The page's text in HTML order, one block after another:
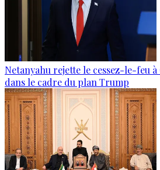
Netanyahu rejette le cessez-le-feu
dans le cadre du plan Trump